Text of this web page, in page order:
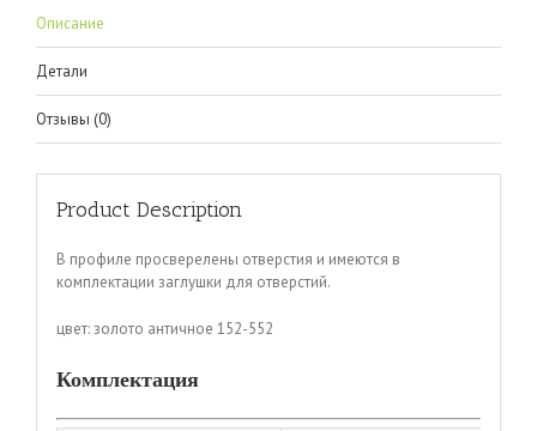
Описание
Детали
Отзывы (0)
Product Description
В профиле просверелены отверстия и имеются в
комплектации заглушки для отверстий.
цвет: золото античное 152-552
Комплектация